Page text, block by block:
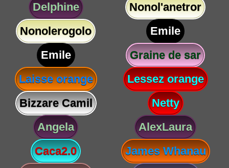
Delphine
Nonol'anetror
Nonolerogolo
Emile
Emile
Graine de sar
Laisse orange
Lessez orange
Bizzare Camil
Netty
Angela
AlexLaura
Caca2.0
James Whanau